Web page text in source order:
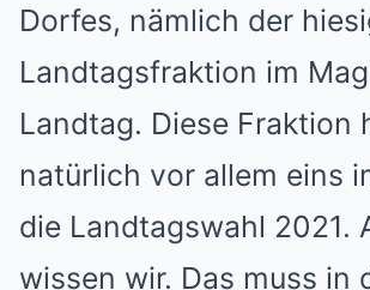
Dorfes, nämlich der
Landtagsfraktion im
Landtag. Diese Fraktion
natürlich vor allem eins
die Landtagswahl 2021.
wissen wir. Das muss in